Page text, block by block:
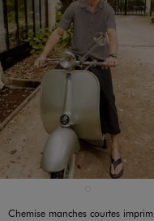
Chemise manches courtes imprimée homme